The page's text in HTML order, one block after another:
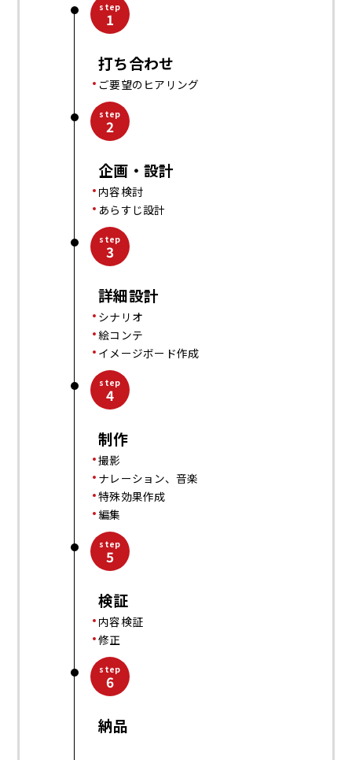
step
1
打ち合わせ
ご要望のヒアリング
step
2
企画・設計
内容検討
あらすじ設計
step
3
詳細設計
シナリオ
絵コンテ
イメージボード作成
step
4
制作
撮影
ナレーション、音楽
特殊効果作成
編集
step
5
検証
内容検証
修正
step
6
納品